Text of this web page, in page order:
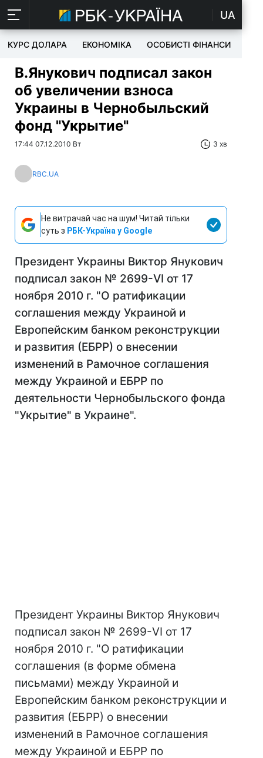
UA
КУРС ДОЛАРА ЕКОНОМІКА ОСОБИСТІ ФІНАНСИ
В.Янукович подписал закон
об увеличении взноса
Украины в Чернобыльский
фонд "Укрытие"
17:44 07.12.2010 Вт 3 хв
RBC.UA
Не витрачай час на шум! Читай тільки
суть з РБК-Україна у Google
Президент Украины Виктор Янукович
подписал закон № 2699-VI от 17
ноября 2010 г. "О ратификации
соглашения между Украиной и
Европейским банком реконструкции
и развития (ЕБРР) о внесении
изменений в Рамочное соглашения
между Украиной и ЕБРР по
деятельности Чернобыльского фонда
"Укрытие" в Украине".
Президент Украины Виктор Янукович
подписал закон № 2699-VI от 17
ноября 2010 г. "О ратификации
соглашения (в форме обмена
письмами) между Украиной и
Европейским банком реконструкции и
развития (ЕБРР) о внесении
изменений в Рамочное соглашения
между Украиной и ЕБРР по